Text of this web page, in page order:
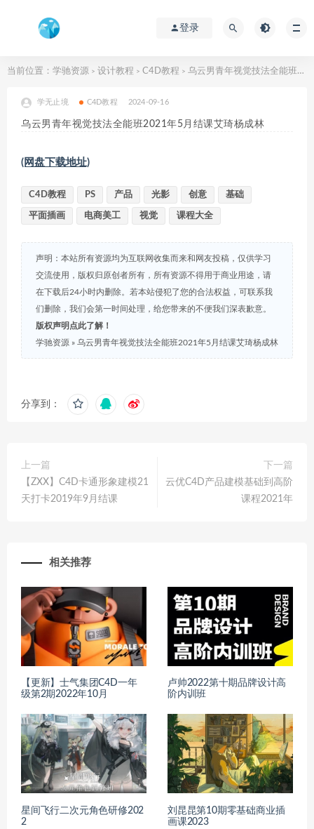
登录
当前位置： 学驰资源 > 设计教程 > C4D教程 > 乌云男青年视觉技法全能班2021年5月结课艾琦杨成林
学无止境 C4D教程 2024-09-16
乌云男青年视觉技法全能班2021年5月结课艾琦杨成林
(网盘下载地址)
C4D教程 PS 产品 光影 创意 基础
平面插画 电商美工 视觉 课程大全
声明：本站所有资源均为互联网收集而来和网友投稿，仅供学习
交流使用，版权归原创者所有，所有资源不得用于商业用途，请
在下载后24小时内删除。若本站侵犯了您的合法权益，可联系我
们删除，我们会第一时间处理，给您带来的不便我们深表歉意。
版权声明点此了解！
学驰资源 » 乌云男青年视觉技法全能班2021年5月结课艾琦杨成林
分享到：
上一篇
【ZXX】C4D卡通形象建模21
天打卡2019年9月结课
下一篇
云优C4D产品建模基础到高阶
课程2021年
相关推荐
【更新】士气集团C4D一年
级第2期2022年10月
卢帅2022第十期品牌设计高
阶内训班
星间飞行二次元角色研修202
2
刘昆昆第10期零基础商业插
画课2023